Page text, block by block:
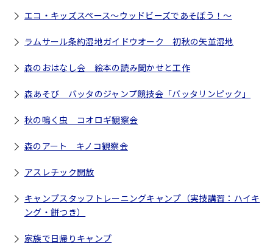
エコ・キッズスペース～ウッドビーズであそぼう！～
ラムサール条約湿地ガイドウオーク 初秋の矢並湿地
森のおはなし会 絵本の読み聞かせと工作
森あそび バッタのジャンプ競技会「バッタリンピック」
秋の鳴く虫 コオロギ観察会
森のアート キノコ観察会
アスレチック開放
キャンプスタッフトレーニングキャンプ（実技講習：ハイキ
ング・餅つき）
家族で日帰りキャンプ